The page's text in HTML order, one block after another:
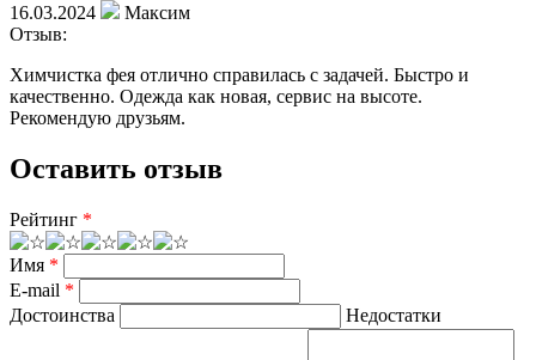
16.03.2024
Максим
Отзыв:
Химчистка фея отлично справилась с задачей. Быстро и
качественно. Одежда как новая, сервис на высоте.
Рекомендую друзьям.
Оставить отзыв
Рейтинг *
Имя *
E-mail *
Достоинства
Недостатки